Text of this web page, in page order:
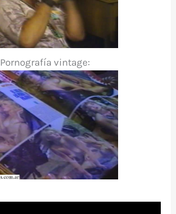
Pornografía vintage: